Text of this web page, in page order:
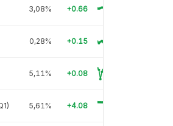
3,08% +0.66
0,28% +0.15
5,11% +0.08
5,61% +4.08